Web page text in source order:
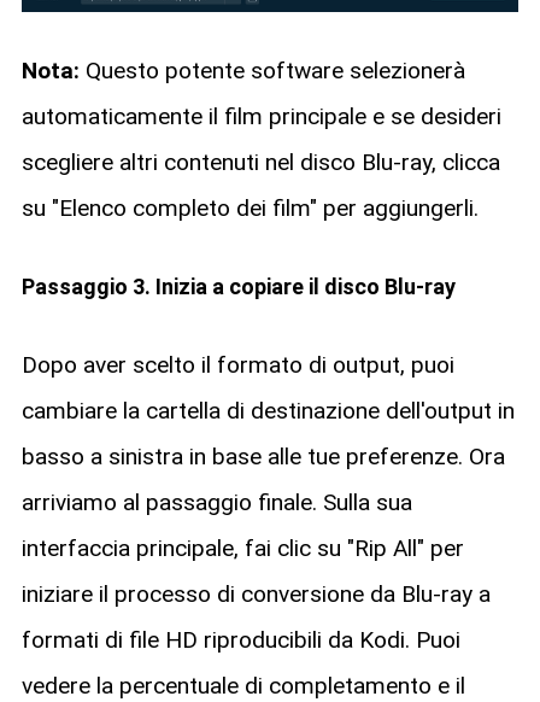
Nota: Questo potente software selezionerà
automaticamente il film principale e se desideri
scegliere altri contenuti nel disco Blu-ray, clicca
su "Elenco completo dei film" per aggiungerli.
Passaggio 3. Inizia a copiare il disco Blu-ray
Dopo aver scelto il formato di output, puoi
cambiare la cartella di destinazione dell'output in
basso a sinistra in base alle tue preferenze. Ora
arriviamo al passaggio finale. Sulla sua
interfaccia principale, fai clic su "Rip All" per
iniziare il processo di conversione da Blu-ray a
formati di file HD riproducibili da Kodi. Puoi
vedere la percentuale di completamento e il